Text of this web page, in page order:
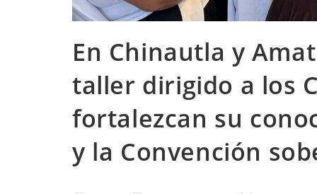
En Chinautla y
taller dirigido a los
fortalezcan su
y la Convención